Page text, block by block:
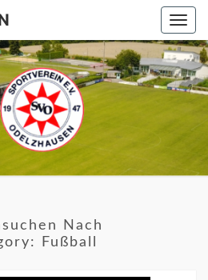
SV
Nach
Fußball